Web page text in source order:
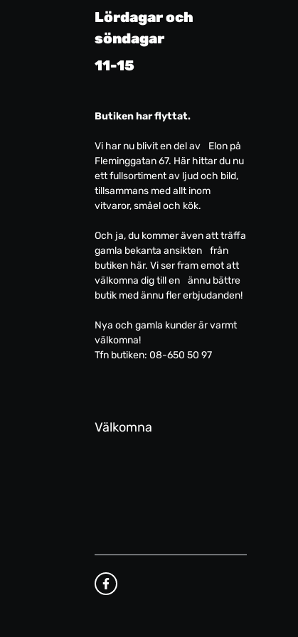
Lördagar och
söndagar
11-15
Butiken har flyttat.
Vi har nu blivit en del av Elon på
Fleminggatan 67. Här hittar du nu
ett fullsortiment av ljud och bild,
tillsammans med allt inom
vitvaror, småel och kök.
Och ja, du kommer även att träffa
gamla bekanta ansikten från
butiken här. Vi ser fram emot att
välkomna dig till en ännu bättre
butik med ännu fler erbjudanden!
Nya och gamla kunder är varmt
välkomna!
Tfn butiken: 08-650 50 97
Välkomna